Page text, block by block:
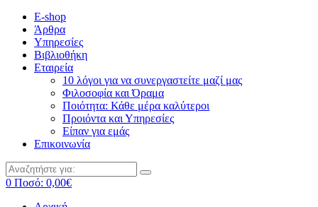
E-shop
Άρθρα
Υπηρεσίες
Βιβλιοθήκη
Εταιρεία
10 λόγοι για να συνεργαστείτε μαζί μας
Φιλοσοφία και Όραμα
Ποιότητα: Κάθε μέρα καλύτεροι
Προιόντα και Υπηρεσίες
Είπαν για εμάς
Επικοινωνία
0 Ποσό: 0,00€